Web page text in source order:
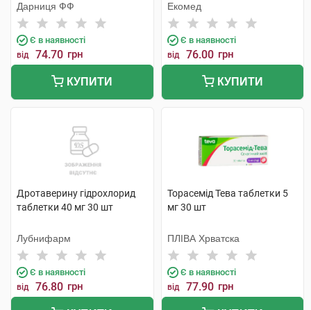
Дарниця ФФ
Є в наявності
від 74.70 грн
КУПИТИ
Екомед
Є в наявності
від 76.00 грн
КУПИТИ
Дротаверину гідрохлорид
таблетки 40 мг 30 шт
Лубнифарм
Є в наявності
від 76.80 грн
Торасемід Тева таблетки 5
мг 30 шт
ПЛІВА Хрватска
Є в наявності
від 77.90 грн